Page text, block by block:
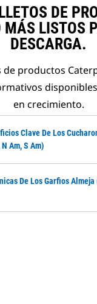
DE
MÁS LISTOS
DESCARGA.
de productos
en crecimiento.
Clave De Los
Am, S Am)
De Los Garfios Almeja